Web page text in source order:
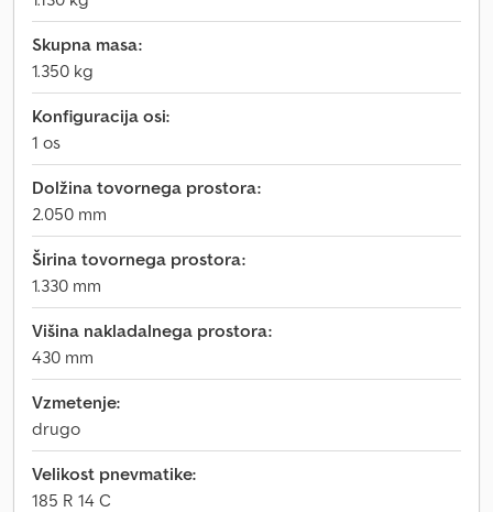
Skupna masa:
1.350 kg
Konfiguracija osi:
1 os
Dolžina tovornega prostora:
2.050 mm
Širina tovornega prostora:
1.330 mm
Višina nakladalnega prostora:
430 mm
Vzmetenje:
drugo
Velikost pnevmatike:
185 R 14 C